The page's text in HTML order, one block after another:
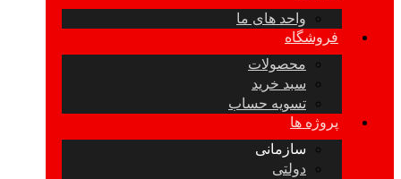
واحد های ما
فروشگاه
محصولات
سبد خرید
تسویه حساب
پروژه ها
سازمانی
دولتی